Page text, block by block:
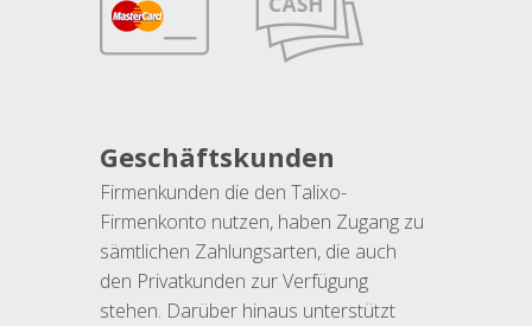
Geschäftskunden
Firmenkunden die den Talixo-
Firmenkonto nutzen, haben Zugang zu
sämtlichen Zahlungsarten, die auch
den Privatkunden zur Verfügung
stehen. Darüber hinaus unterstützt